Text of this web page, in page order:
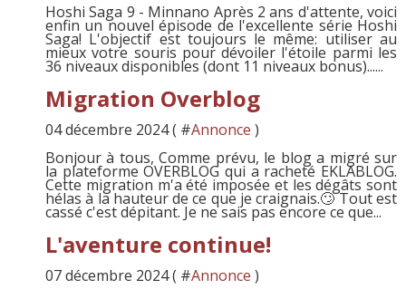
Hoshi Saga 9 - Minnano Après 2 ans d'attente, voici
enfin un nouvel épisode de l'excellente série Hoshi
Saga! L'objectif est toujours le même: utiliser au
mieux votre souris pour dévoiler l'étoile parmi les
36 niveaux disponibles (dont 11 niveaux bonus)......
Migration Overblog
04 décembre 2024 ( #Annonce )
Bonjour à tous, Comme prévu, le blog a migré sur
la plateforme OVERBLOG qui a racheté EKLABLOG.
Cette migration m'a été imposée et les dégâts sont
hélas à la hauteur de ce que je craignais.🙄 Tout est
cassé c'est dépitant. Je ne sais pas encore ce que...
L'aventure continue!
07 décembre 2024 ( #Annonce )